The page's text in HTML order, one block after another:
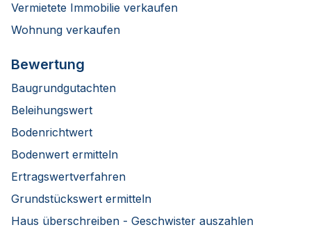
Vermietete Immobilie verkaufen
Wohnung verkaufen
Bewertung
Baugrundgutachten
Beleihungswert
Bodenrichtwert
Bodenwert ermitteln
Ertragswertverfahren
Grundstückswert ermitteln
Haus überschreiben - Geschwister auszahlen